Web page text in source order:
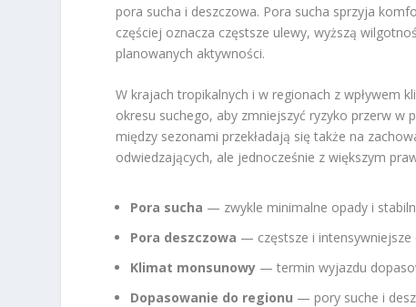
pora sucha i deszczowa. Pora sucha sprzyja
częściej oznacza częstsze ulewy, wyższą
planowanych aktywności.
W krajach tropikalnych i w regionach z
okresu suchego, aby zmniejszyć ryzyko przerw w
między sezonami przekładają się także na
odwiedzających, ale jednocześnie z większym
Pora sucha — zwykle minimalne opady i
Pora deszczowa — częstsze i intensywniejsze
Klimat monsunowy — termin wyjazdu
Dopasowanie do regionu — pory suche i